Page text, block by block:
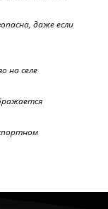
даже если
на селе